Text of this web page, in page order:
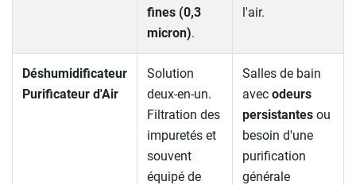
fines (0,3
micron).
l'air.
Déshumidificateur
Purificateur d'Air
Solution
deux-en-un.
Filtration des
impuretés et
souvent
équipé de
Salles de bain
avec odeurs
persistantes ou
besoin d'une
purification
générale